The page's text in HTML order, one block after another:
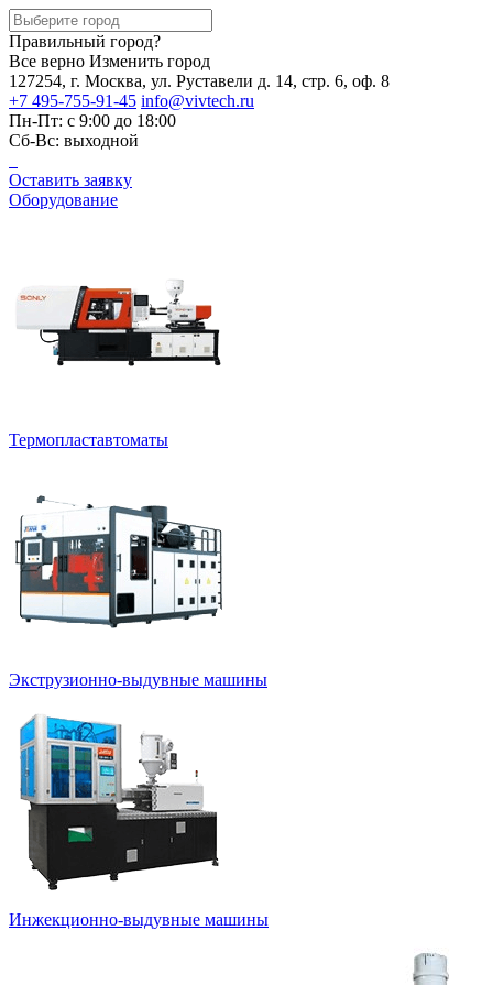
Правильный город?
Все верно Изменить город
127254, г. Москва, ул. Руставели д. 14, стр. 6, оф. 8
+7 495-755-91-45 info@vivtech.ru
Пн-Пт: с 9:00 до 18:00
Сб-Вс: выходной
Оставить заявку
Оборудование
Термопластавтоматы
Экструзионно-выдувные машины
Инжекционно-выдувные машины